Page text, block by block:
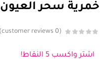
خمرية سحر العيون
0
اشترِ واكسب 5 النقاط!